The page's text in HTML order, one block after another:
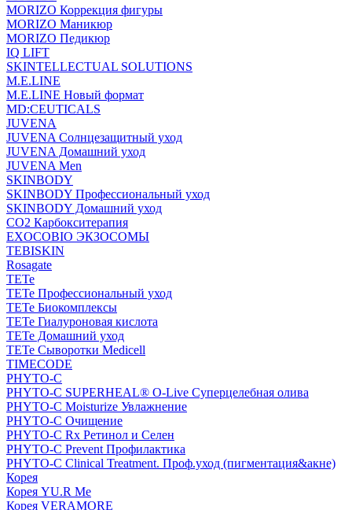
MORIZO Коррекция фигуры
MORIZO Маникюр
MORIZO Педикюр
IQ LIFT
SKINTELLECTUAL SOLUTIONS
M.E.LINE
M.E.LINE Новый формат
MD:CEUTICALS
JUVENA
JUVENA Солнцезащитный уход
JUVENA Домашний уход
JUVENA Men
SKINBODY
SKINBODY Профессиональный уход
SKINBODY Домашний уход
CO2 Карбокситерапия
EXOCOBIO ЭКЗОСОМЫ
TEBISKIN
Rosagate
TETe
TETe Профессиональный уход
TETe Биокомплексы
TETe Гиалуроновая кислота
TETe Домашний уход
TETe Сыворотки Medicell
TIMECODE
PHYTO-C
PHYTO-C SUPERHEAL® O-Live Суперцелебная олива
PHYTO-C Moisturize Увлажнение
PHYTO-C Очищение
PHYTO-C Rx Ретинол и Селен
PHYTO-C Prevent Профилактика
PHYTO-C Clinical Treatment. Проф.уход (пигментация&акне)
Корея
Корея YU.R Me
Корея VERAMORE